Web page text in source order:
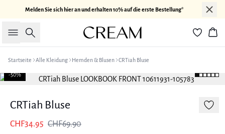
Melden Sie sich hier an und erhalten 10% auf die erste Bestellung*
Suche
Startseite Alle Kleidung Hemden & Blusen CRTiah Bluse
-50%
CRTiah Bluse
CHF34.95 CHF69.90